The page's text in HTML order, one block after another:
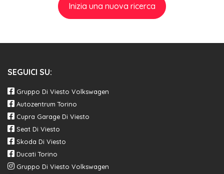
Inizia una nuova ricerca
SEGUICI SU:
Gruppo Di Viesto Volkswagen
Autozentrum Torino
Cupra Garage Di Viesto
Seat Di Viesto
Skoda Di Viesto
Ducati Torino
Gruppo Di Viesto Volkswagen